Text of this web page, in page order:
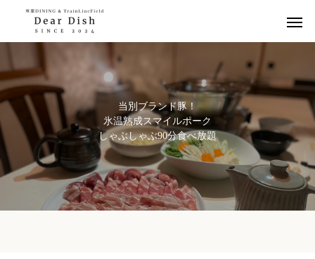
当 別 ブランド豚！
氷温熟成スマイ ルポーク
し ゃぶしゃぶ90分食べ放題